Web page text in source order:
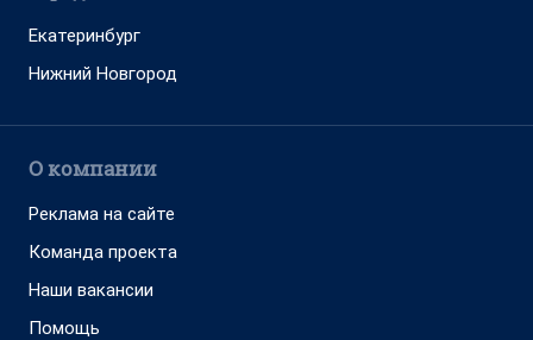
Екатеринбург
Нижний Новгород
О компании
Реклама на сайте
Команда проекта
Наши вакансии
Помощь